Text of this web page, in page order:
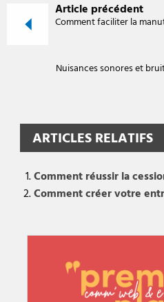
Article précédent
Comment faciliter la
Nuisances sonores et
ARTICLES RELATIFS
Comment réussir la
Comment créer votre